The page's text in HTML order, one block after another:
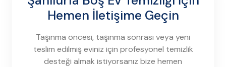
Hemen İletişime Geçin
Taşınma öncesi, taşınma sonrası veya yeni
teslim edilmiş eviniz için profesyonel temizlik
desteği almak istiyorsanız bize hemen